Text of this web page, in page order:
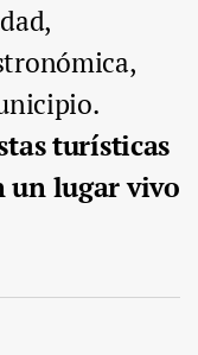
turísticas
un lugar vivo